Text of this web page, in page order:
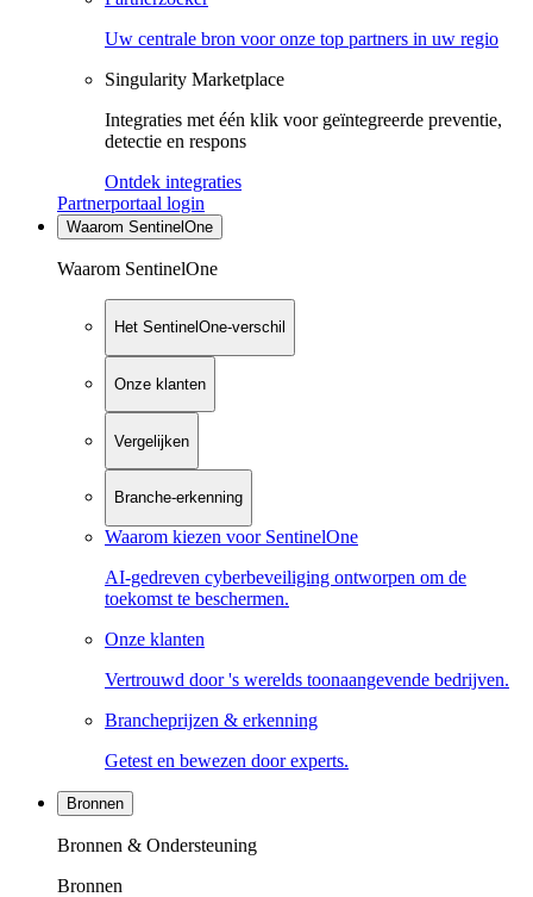
Uw centrale bron voor onze top partners in uw regio
Singularity Marketplace
Integraties met één klik voor geïntegreerde preventie,
detectie en respons
Ontdek integraties
Partnerportaal login
Waarom SentinelOne
Waarom SentinelOne
Het SentinelOne-verschil
Onze klanten
Vergelijken
Branche-erkenning
Waarom kiezen voor SentinelOne
AI-gedreven cyberbeveiliging ontworpen om de
toekomst te beschermen.
Onze klanten
Vertrouwd door 's werelds toonaangevende bedrijven.
Brancheprijzen & erkenning
Getest en bewezen door experts.
Bronnen
Bronnen & Ondersteuning
Bronnen